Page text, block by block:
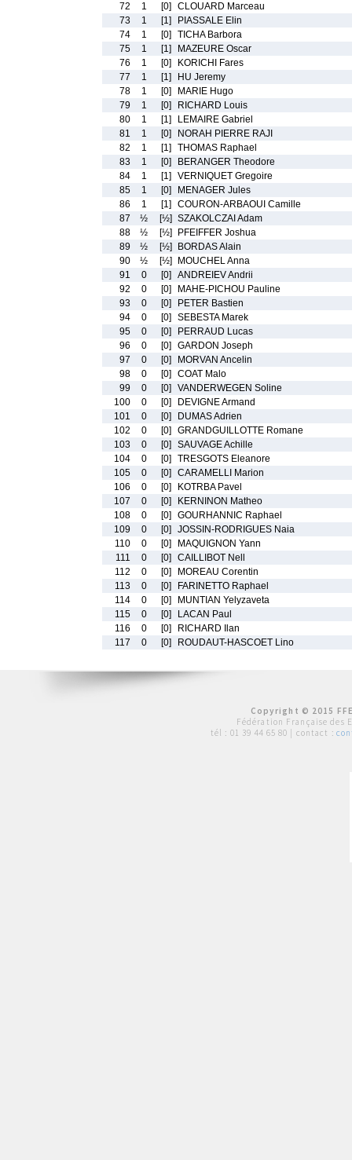
72
1 [0]
CLOUARD Marceau
73
1 [1]
PIASSALE Elin
74
1 [0]
TICHA Barbora
75
1 [1]
MAZEURE Oscar
76
1 [0]
KORICHI Fares
77
1 [1]
HU Jeremy
78
1 [0]
MARIE Hugo
79
1 [0]
RICHARD Louis
80
1 [1]
LEMAIRE Gabriel
81
1 [0]
NORAH PIERRE RAJI
82
1 [1]
THOMAS Raphael
83
1 [0]
BERANGER Theodore
84
1 [1]
VERNIQUET Gregoire
85
1 [0]
MENAGER Jules
86
1 [1]
COURON-ARBAOUI Camille
87
½ [½] SZAKOLCZAI Adam
88
½ [½]
PFEIFFER Joshua
89
½ [½]
BORDAS Alain
90
½ [½]
MOUCHEL Anna
91
0 [0]
ANDREIEV Andrii
92
0 [0]
MAHE-PICHOU Pauline
93
0 [0]
PETER Bastien
94
0 [0]
SEBESTA Marek
95
0 [0]
PERRAUD Lucas
96
0 [0]
GARDON Joseph
97
0 [0]
MORVAN Ancelin
98
0 [0]
COAT Malo
99
0 [0]
VANDERWEGEN Soline
100
0 [0]
DEVIGNE Armand
101
0 [0]
DUMAS Adrien
102
0 [0]
GRANDGUILLOTTE Romane
103
0 [0]
SAUVAGE Achille
104
0 [0]
TRESGOTS Eleanore
105
0 [0]
CARAMELLI Marion
106
0 [0]
KOTRBA Pavel
107
0 [0]
KERNINON Matheo
108
0 [0]
GOURHANNIC Raphael
109
0 [0]
JOSSIN-RODRIGUES Naia
110
0 [0]
MAQUIGNON Yann
111
0 [0]
CAILLIBOT Nell
112
0 [0]
MOREAU Corentin
113
0 [0]
FARINETTO Raphael
114
0 [0]
MUNTIAN Yelyzaveta
115
0 [0]
LACAN Paul
116
0 [0]
RICHARD Ilan
117
0 [0] ROUDAUT-HASCOET Lino
Copyright © 2015
Fédération Française des
tél : 01 39 44 65 80 | contact :